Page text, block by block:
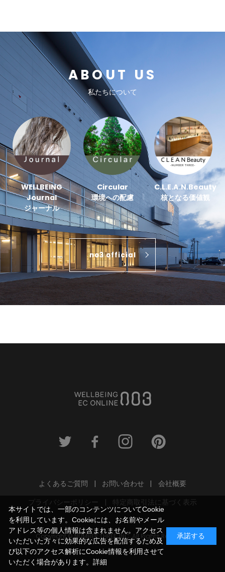
ABOUT US
私たちについて
WELLBEING
Journal
ジャーナル
Circular
環境への配慮
C.L.E.A.N.Beauty
核となる価値観
no3 official
よくあるご質問 お問い合わせ
会社概要
プライバシーポリシー
特定商取引法に基づく表示
Copyright © NUMBER THREE, INC. All Rights Reserved.
本サイトでは、一部のコンテンツについてCookie
を利用しています。Cookieには、お名前やメール
アドレス等の個人情報は含まれません。アクセス
いただいた方々に効果的な広告を配信するため及
び以下のアクセス解析にCookie情報を利用させて
いただく場合があります。 詳細
承諾する